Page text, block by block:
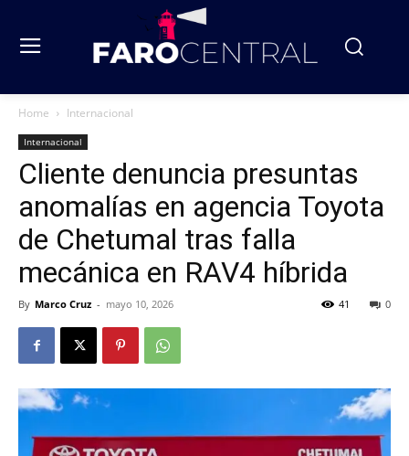
Home Internacional
Internacional
Cliente denuncia presuntas
anomalías en agencia Toyota
de Chetumal tras falla
mecánica en RAV4 híbrida
By Marco Cruz - mayo 10, 2026 0
41